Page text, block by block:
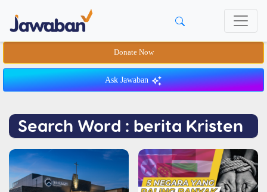
Donate Now
Ask Jawaban
Search Word : berita Kristen